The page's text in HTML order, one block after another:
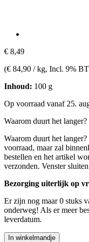
€ 8,49
(€ 84,90 / kg, Incl. 9%
Inhoud: 100 g
Op voorraad vanaf 25.
Waarom duurt het langer?
Waarom duurt het langer?
voorraad, maar zal
bestellen en het artikel
verzonden. Venster sluiten
Bezorging uiterlijk op
Er zijn nog maar 0 stuks
onderweg! Als er meer
leverdatum.
In winkelmandje